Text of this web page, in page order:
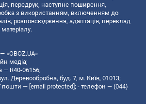
передрук, наступне поширення,
з використанням, включенням до
розповсюдження, адаптація, переклад
«OBOZ.UA»
медіа;
— R40-06156;
Деревообробна, буд. 7, м. Київ, 01013;
пошти — [email protected] ; - телефон — (044)